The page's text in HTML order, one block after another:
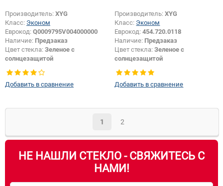
Производитель: XYG
Класс: Эконом
Еврокод: Q0009795V004000000
Наличие: Предзаказ
Цвет стекла: Зеленое с
солнцезащитой
Добавить в сравнение
Производитель:XYG
Класс: Эконом
Еврокод:454.720.0118
Наличие: Предзаказ
Цвет стекла:Зеленое с
солнцезащитой
Тип стекла:Боковое стекло левое
Добавить в сравнение
1 2
НЕ НАШЛИ СТЕКЛО - СВЯЖИТЕСЬ С
НАМИ!